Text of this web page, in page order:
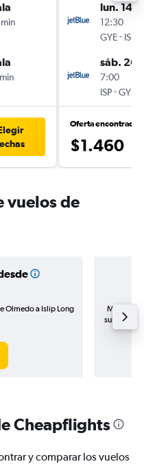
lun. 14/
12:30
GYE- ISP
sáb.
7:00
ISP-GYE
Oferta encontrada
$1.460
vuelos de
Olmedo a Islip Long
Mayor
subida de
Cheapflights
y comparar los vuelos